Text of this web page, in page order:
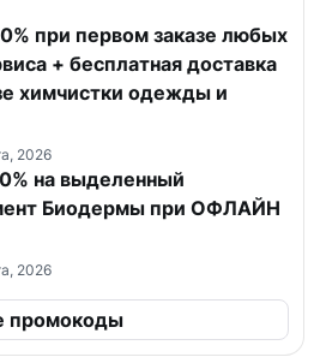
при первом заказе любых
+ бесплатная доставка
химчистки одежды и
2026
на выделенный
Биодермы при ОФЛАЙН
2026
промокоды